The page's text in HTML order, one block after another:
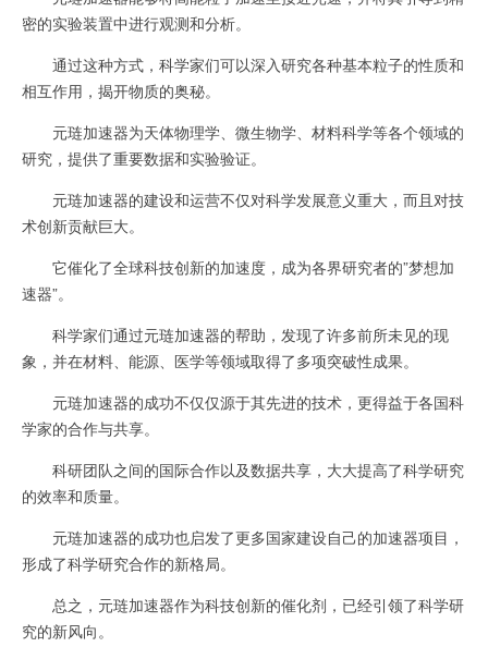
密的实验装置中进行观测和分析。
通过这种方式，科学家们可以深入研究各种基本粒子的性质和
相互作用，揭开物质的奥秘。
元琏加速器为天体物理学、微生物学、材料科学等各个领域的
研究，提供了重要数据和实验验证。
元琏加速器的建设和运营不仅对科学发展意义重大，而且对技
术创新贡献巨大。
它催化了全球科技创新的加速度，成为各界研究者的”梦想加
速器”。
科学家们通过元琏加速器的帮助，发现了许多前所未见的现
象，并在材料、能源、医学等领域取得了多项突破性成果。
元琏加速器的成功不仅仅源于其先进的技术，更得益于各国科
学家的合作与共享。
科研团队之间的国际合作以及数据共享，大大提高了科学研究
的效率和质量。
元琏加速器的成功也启发了更多国家建设自己的加速器项目，
形成了科学研究合作的新格局。
总之，元琏加速器作为科技创新的催化剂，已经引领了科学研
究的新风向。